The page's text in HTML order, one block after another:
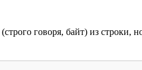
говоря, байт) из строки,